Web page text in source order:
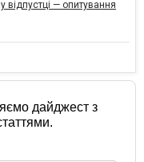
відпустці — опитування
дайджест з